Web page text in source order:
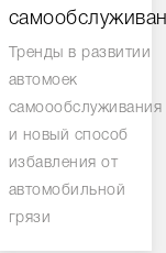
Тренды в развитии
автомоек
самоообслуживания
и новый способ
избавления от
автомобильной
грязи